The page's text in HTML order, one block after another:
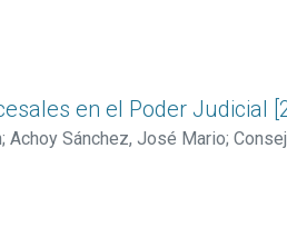
en el Poder Judicial
; Achoy Sánchez, José Mario;